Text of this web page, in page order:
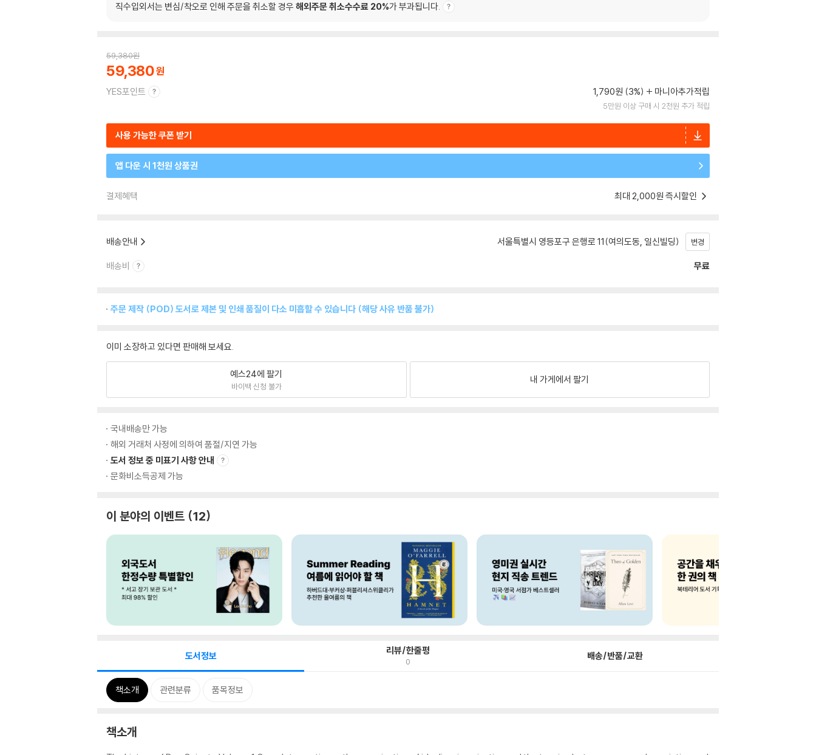
직수입외서는 변심/착오로 인해 주문을 취소할 경우 해외주문 취소수수료 20%가 부과됩니다.
59,380원
59,380
YES포인트 1,790원 (3%) 마니아추가적립
5만원 이상 구매 시 2천원 추가 적립
사용 가능한 쿠폰 받기
앱 다운 시 1천원 상품권
결제혜택 최대 2,000원 즉시할인
배송안내 서울특별시 영등포구 은행로 11(여의도동, 일신빌딩) 변경
배송비 무료
주문 제작 (POD) 도서로 제본 및 인쇄 품질이 다소 미흡할 수 있습니다 (해당 사유 반품 불가)
이미 소장하고 있다면 판매해 보세요.
예스24에 팔기
바이백 신청 불가
내 가게에서 팔기
국내배송만 가능
해외 거래처 사정에 의하여 품절/지연 가능
도서 정보 중 미표기 사항 안내
문화비소득공제 가능
이 분야의 이벤트 12
도서정보 리뷰/한줄평
0 배송/반품/교환
책소개 관련분류 품목정보
책소개